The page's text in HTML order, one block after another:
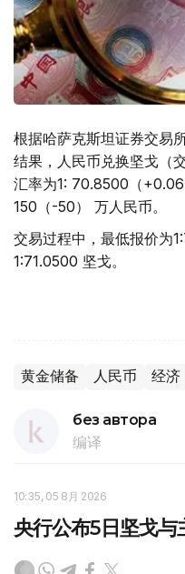
根据哈萨克斯坦证券交易
结果，人民币兑换坚戈（
汇率为1: 70.8500（
150（-50） 万人民币。
交易过程中，最低报价为
1:71.0500 坚戈。
黄金储备 人民币 经济
без автора
编译
10:35, 05 8月 2026
央行公布5日坚戈